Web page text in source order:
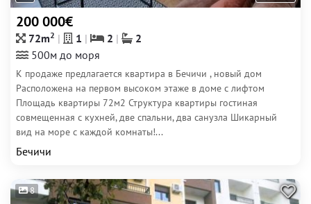
200 000€
72m2 1 2
2
500м до моря
К продаже предлагается квартира в Бечичи , новый дом
Расположена на первом высоком этаже в доме с лифтом
Площадь квартиры 72м2 Структура квартиры гостиная
совмещенная с кухней, две спальни, два санузла Шикарный
вид на море с каждой комнаты!...
Бечичи
8